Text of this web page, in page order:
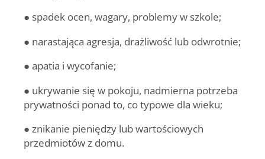
● spadek ocen, wagary, problemy w szkole;
● narastająca agresja, drażliwość lub odwrotnie;
● apatia i wycofanie;
● ukrywanie się w pokoju, nadmierna potrzeba
prywatności ponad to, co typowe dla wieku;
● znikanie pieniędzy lub wartościowych
przedmiotów z domu.